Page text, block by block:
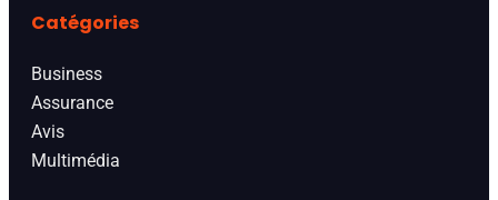
Catégories
Business
Assurance
Avis
Multimédia